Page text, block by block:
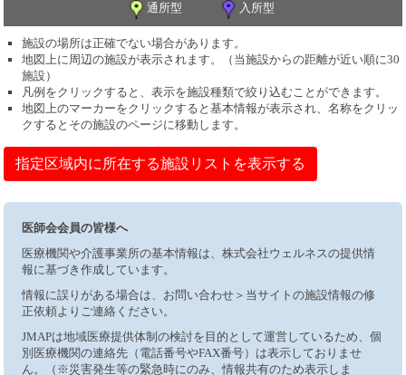
通所型
入所型
施設の場所は正確でない場合があります。
地図上に周辺の施設が表示されます。（当施設からの距離が近い順に30
施設）
凡例をクリックすると、表示を施設種類で絞り込むことができます。
地図上のマーカーをクリックすると基本情報が表示され、名称をクリッ
クするとその施設のページに移動します。
指定区域内に所在する施設リストを表示する
医師会会員の皆様へ
医療機関や介護事業所の基本情報は、株式会社ウェルネスの提供情
報に基づき作成しています。
情報に誤りがある場合は、お問い合わせ＞当サイトの施設情報の修
正依頼よりご連絡ください。
JMAPは地域医療提供体制の検討を目的として運営しているため、個
別医療機関の連絡先（電話番号やFAX番号）は表示しておりませ
ん。（※災害発生等の緊急時にのみ、情報共有のため表示しま